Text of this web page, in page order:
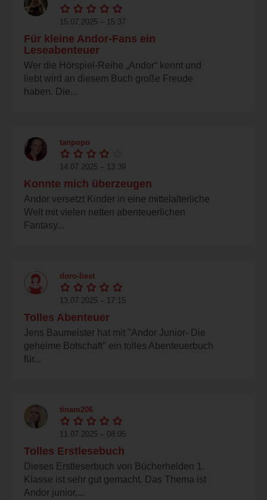
15.07.2025 – 15:37
Für kleine Andor-Fans ein
Leseabenteuer
Wer die Hörspiel-Reihe „Andor“ kennt und
liebt wird an diesem Buch große Freude
haben. Die...
tanpopo
14.07.2025 – 13:39
Konnte mich überzeugen
Andor versetzt Kinder in eine mittelalterliche
Welt mit vielen netten abenteuerlichen
Fantasy...
doro-liest
13.07.2025 – 17:15
Tolles Abenteuer
Jens Baumeister hat mit "Andor Junior- Die
geheime Botschaft" ein tolles Abenteuerbuch
für...
tinam206
11.07.2025 – 08:05
Tolles Erstlesebuch
Dieses Erstleserbuch von Bücherhelden 1.
Klasse ist sehr gut gemacht. Das Thema ist
Andor junior,...